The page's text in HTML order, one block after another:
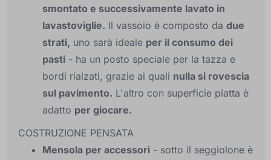
smontato e successivamente lavato in
lavastoviglie. Il vassoio è composto da due
strati, uno sarà ideale per il consumo dei
pasti - ha un posto speciale per la tazza e
bordi rialzati, grazie ai quali nulla si rovescia
sul pavimento. L'altro con superficie piatta è
adatto per giocare.
COSTRUZIONE PENSATA
Mensola per accessori - sotto il seggiolone è